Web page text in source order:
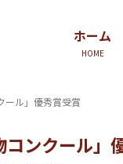
ホーム
HOME
ール」優秀賞受賞
ンクール」